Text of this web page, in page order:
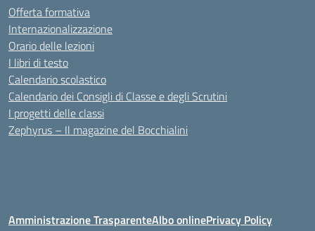
Offerta formativa
Internazionalizzazione
Orario delle lezioni
I libri di testo
Calendario scolastico
Calendario dei Consigli di Classe e degli Scrutini
I progetti delle classi
Zephyrus – Il magazine del Bocchialini
Amministrazione TrasparenteAlbo onlinePrivacy Policy